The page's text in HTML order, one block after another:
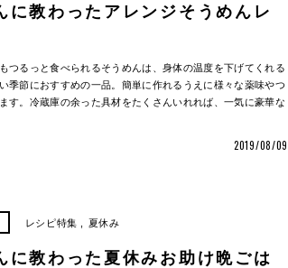
に教わったアレンジそうめんレ
つるっと食べられるそうめんは、身体の温度を下げてくれる
季節におすすめの一品。簡単に作れるうえに様々な薬味やつ
す。冷蔵庫の余った具材をたくさんいれれば、一気に豪華な
2019/08/09
レシピ特集 夏休み
に教わった夏休みお助け晩ごは